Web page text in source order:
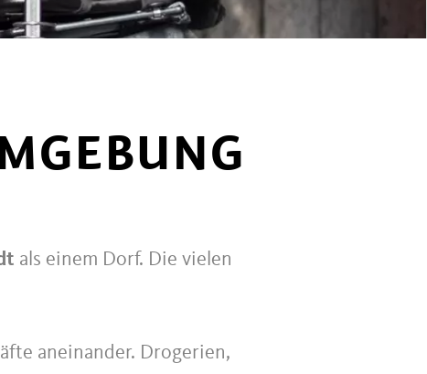
als einem Dorf. Die vielen
aneinander. Drogerien,